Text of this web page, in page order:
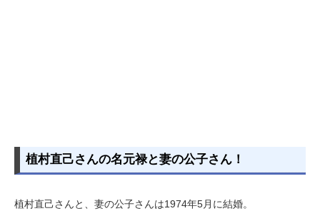
植村直己さんの名元禄と妻の公子さん！
植村直己さんと、妻の公子さんは1974年5月に結婚。